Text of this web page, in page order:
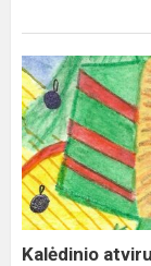
Kalėdinio
atviruko
konkursas
Kalėdinio